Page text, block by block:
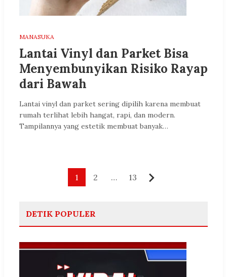
MANASUKA
Lantai Vinyl dan Parket Bisa
Menyembunyikan Risiko Rayap
dari Bawah
Lantai vinyl dan parket sering dipilih karena membuat
rumah terlihat lebih hangat, rapi, dan modern.
Tampilannya yang estetik membuat banyak…
1 2 … 13
DETIK POPULER